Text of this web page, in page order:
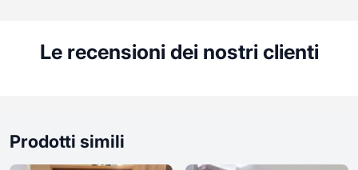
Le recensioni dei nostri clienti
Prodotti simili